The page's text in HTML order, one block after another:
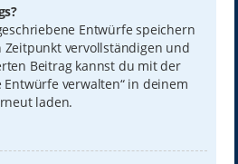
Entwürfe speichern
vervollständigen und
Beitrag kannst du mit der
Entwürfe verwalten“ in deinem
laden.